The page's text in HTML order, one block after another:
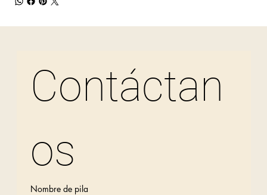
Contáctan
os
Nombre de pila